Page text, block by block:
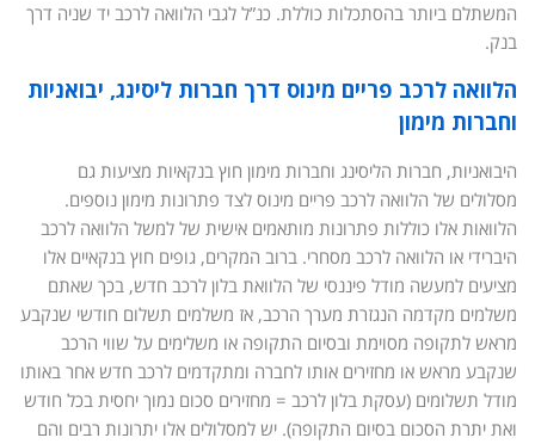
המשתלם ביותר בהסתכלות כוללת. כנ”ל לגבי הלוואה לרכב יד שניה דרך
בנק.
הלוואה לרכב פריים מינוס דרך חברות ליסינג, יבואניות
וחברות מימון
היבואניות, חברות הליסינג וחברות מימון חוץ בנקאיות מציעות גם
מסלולים של הלוואה לרכב פריים מינוס לצד פתרונות מימון נוספים.
הלוואות אלו כוללות פתרונות מותאמים אישית של למשל הלוואה לרכב
היברידי או הלוואה לרכב מסחרי. ברוב המקרים, גופים חוץ בנקאיים אלו
מציעים למעשה מודל פיננסי של הלוואת בלון לרכב חדש, בכך שאתם
משלמים מקדמה הנגזרת מערך הרכב, אז משלמים תשלום חודשי שנקבע
מראש לתקופה מסוימת ובסיום התקופה או משלימים על שווי הרכב
שנקבע מראש או מחזירים אותו לחברה ומתקדמים לרכב חדש אחר באותו
מודל תשלומים (עסקת בלון לרכב = מחזירים סכום נמוך יחסית בכל חודש
ואת יתרת הסכום בסיום התקופה). יש למסלולים אלו יתרונות רבים והם